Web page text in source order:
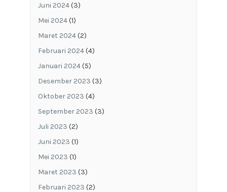
Juni 2024(3)
Mei 2024(1)
Maret 2024(2)
Februari 2024(4)
Januari 2024(5)
Desember 2023 (3)
Oktober 2023 (4)
September 2023 (3)
Juli 2023 (2)
Juni 2023 (1)
Mei 2023 (1)
Maret 2023 (3)
Februari 2023 (2)